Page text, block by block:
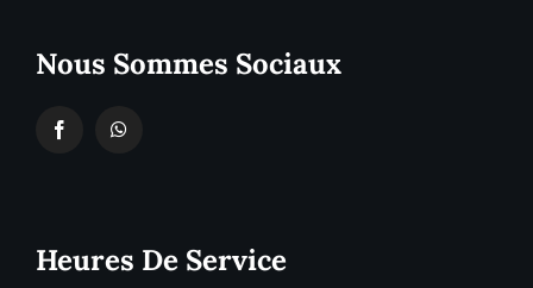
Nous Sommes Sociaux
Heures De Service